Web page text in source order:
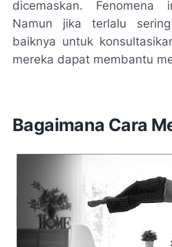
dicemaskan.
Namun jika terlalu
baiknya untuk
mereka dapat membantu
Bagaimana Cara